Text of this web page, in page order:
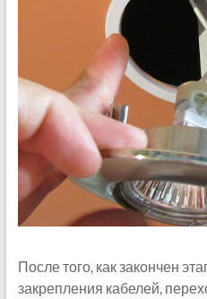
После того, как закончен
закрепления кабелей,